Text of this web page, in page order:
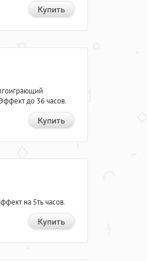
Купить
до 36 часов.
Купить
на 5ть часов.
Купить